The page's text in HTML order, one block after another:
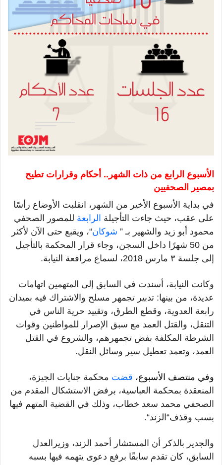
الأسبوع الرابع من ذات الشهر .. أحكام وقرارات تطيح
بمصير الصحفيين
في بداية الأسبوع اﻷخير من الشهر، انقلبت الأوضاع رأسًا
على عقب، حيث جاءت التأجيلة الرابعة للمصور الصحفي
محمود أبو زيد والشهير بـ ” شوكان“، ويقبع حتى الآن لأكثر
من 50 شهرًا داخل السجن، وجاء قرار المحكمة بالتأجيل
إلى جلسة ٣ مارس
2018، لسماع مرافعة النيابة.
وكانت النيابة، أسندت في السابق إلى المتهمين اتهامات
عديدة، من بينها: تدبير تجمهر مسلح والاشتراك فيه بميدان
رابعة العدوية، وقطع الطرق، وتقييد حرية الناس في
التنقل، والقتل العمد مع سبق الإصرار للمواطنين وقوات
الشرطة المكلفة بفض تجمهرهم، والشروع في القتل
العمد، وتعمد تعطيل سير وسائل النقل.
وفي منتصف الأسبوع، قضت محكمة جنايات الجيزة،
المنعقدة بمحكمة العباسية، برفض الاستشكال المقدم من
الصحفي محمد سعد خطاب، وذلك في القضية المتهم فيها
بسب وقذف“الزند“.
والجدير بالذكر أن المستشار أحمد الزند، وزيرالعدل
السابق، كان تقدم سابقًا برفع دعوى يتهمه فيها بسبه